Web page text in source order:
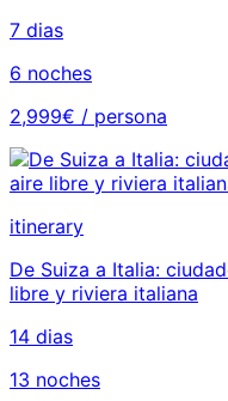
7 dias
6 noches
2,999€ / persona
itinerary
De Suiza a Italia:
libre y riviera italiana
14 dias
13 noches